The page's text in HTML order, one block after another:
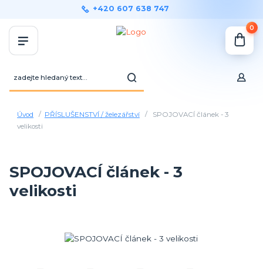
+420 607 638 747
0
Úvod PŘÍSLUŠENSTVÍ / železářství
SPOJOVACÍ článek - 3
velikosti
SPOJOVACÍ článek - 3
velikosti